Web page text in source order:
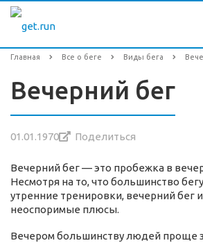
Главная Все о беге Виды бега
Вечерний бег
01.01.1970 Поделиться
Вечерний бег — это пробежка в
Несмотря на то, что большинство
утренние тренировки, вечерний бег
неоспоримые плюсы.
Вечером большинству людей проще